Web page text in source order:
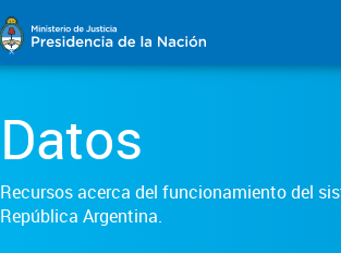
Datos
Recursos acerca del funcionamiento del
República Argentina.